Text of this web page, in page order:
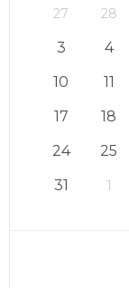
27 28
3
4
10
11
17
18
24
25
31
1